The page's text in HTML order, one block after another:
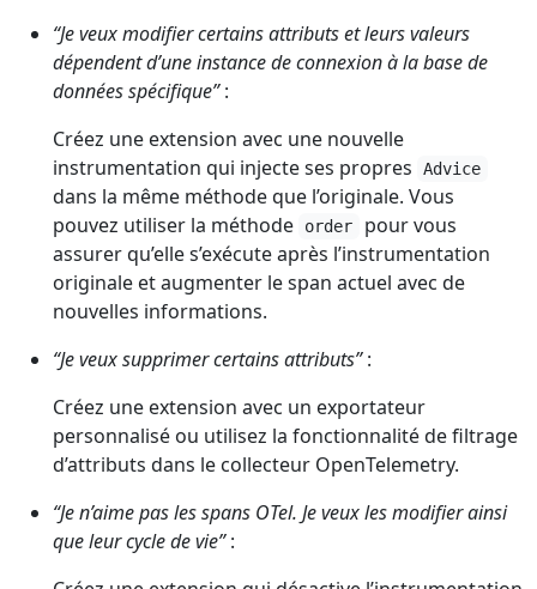
“Je veux modifier certains attributs et leurs valeurs
dépendent d’une instance de connexion à la base de
données spécifique”:
Créez une extension avec une nouvelle
instrumentation qui injecte ses propres
Advice
dans la même méthode que l’originale. Vous
pouvez utiliser la méthode
order
pour vous
assurer qu’elle s’exécute après l’instrumentation
originale et augmenter le span actuel avec de
nouvelles informations.
“Je veux supprimer certains attributs”:
Créez une extension avec un exportateur
personnalisé ou utilisez la fonctionnalité de filtrage
d’attributs dans le collecteur OpenTelemetry.
“Je n’aime pas les spans OTel. Je veux les modifier ainsi
que leur cycle de vie”: